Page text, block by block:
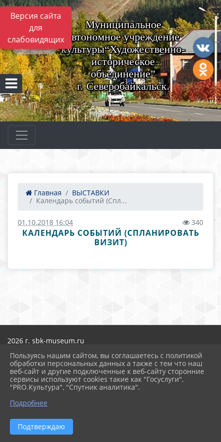
Версия сайта
для
слабовидящих
Муниципальное
автономное учреждение
культуры“Художественно-
историческое
объединение”
г. Северобайкальск.
Главная
ВЫСТАВКИ
Календарь событий (Спл...
01.10.2018 16:04 340
КАЛЕНДАРЬ СОБЫТИЙ (СПЛАНИРОВАТЬ
ВИЗИТ)
2026 г. sbk-museum.ru
Карта сайта
Политика обработки персональных данных
Сделано на KubCMS
Разработка и поддержка
Пользуясь нашим сайтом, вы соглашаетесь с политикой
обработки персональных данных а также с тем что наш
веб-сайт и другие подключенные к веб-сайту сторонние
сервисы используют cookies такие как "Госуслуги",
"PRO.Культура", "Спутник аналитика".
Подробнее
Подтверждаю